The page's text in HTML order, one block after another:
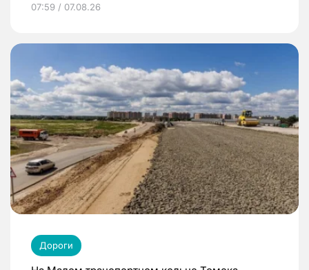
07:59 / 07.08.26
Дороги